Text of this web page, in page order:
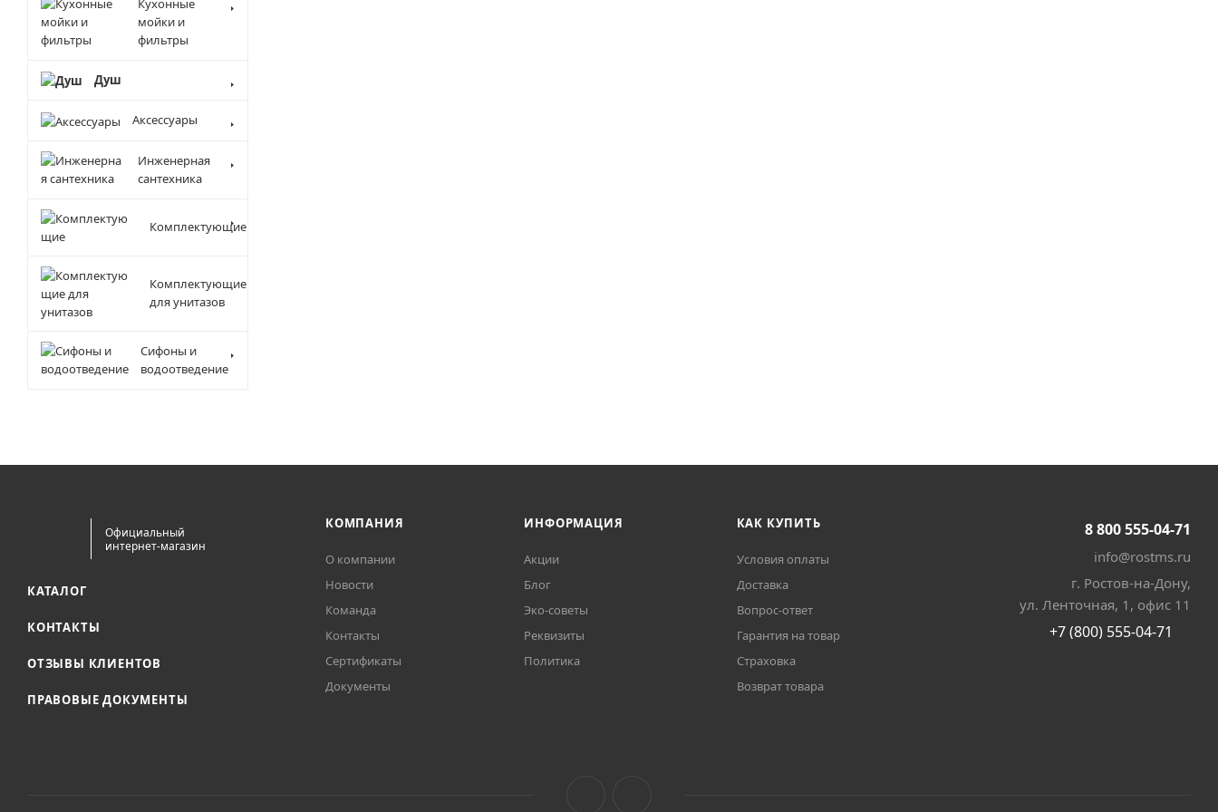
Кухонные
мойки и
фильтры
Душ
Аксессуары
Инженерная
сантехника
Комплектующие
Комплектующие
для унитазов
Сифоны и
водоотведение
Официальный
интернет-магазин
КАТАЛОГ
КОНТАКТЫ
ОТЗЫВЫ КЛИЕНТОВ
ПРАВОВЫЕ ДОКУМЕНТЫ
КОМПАНИЯ
О компании
Новости
Команда
Контакты
Сертификаты
Документы
ИНФОРМАЦИЯ
Акции
Блог
Эко-советы
Реквизиты
Политика
КАК КУПИТЬ
Условия оплаты
Доставка
Вопрос-ответ
Гарантия на товар
Страховка
Возврат товара
8 800 555-04-71
info@rostms.ru
г. Ростов-на-Дону,
ул. Ленточная, 1, офис 11
+7 (800) 555-04-71